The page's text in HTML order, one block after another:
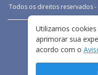
Todos os direitos reservados -
TERMOS E
Utilizamos
aprimorar sua
acordo com o